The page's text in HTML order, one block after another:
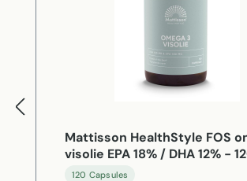
Mattisson HealthStyle FOS
visolie EPA 18% / DHA 12% -
Capsules
120 Capsules